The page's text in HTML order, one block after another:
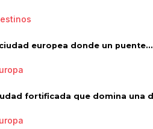
europea donde un puente...
fortificada que domina una